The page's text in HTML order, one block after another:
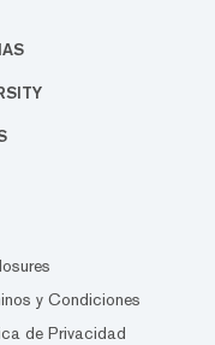
y Condiciones
de Privacidad